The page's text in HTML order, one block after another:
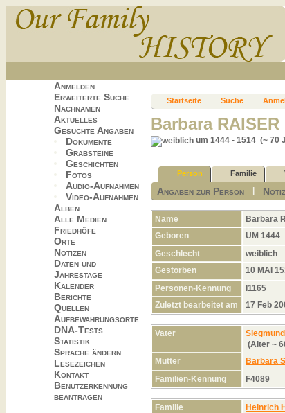
Anmelden
Erweiterte Suche
Nachnamen
Aktuelles
Gesuchte Angaben
Dokumente
Grabsteine
Geschichten
Fotos
Audio-Aufnahmen
Video-Aufnahmen
Alben
Alle Medien
Friedhöfe
Orte
Notizen
Daten und
Jahrestage
Kalender
Berichte
Quellen
Aufbewahrungsorte
DNA-Tests
Statistik
Sprache ändern
Lesezeichen
Kontakt
Benutzerkennung
beantragen
Startseite Suche
Barbara RAISER
um 1444 - 1514 (~ 70
Person Familie
Angaben zur Person
Name Barbara
Geboren
UM 1444
Geschlecht
weiblich
Gestorben
10 MAI
Personen-Kennung
I1165
Zuletzt bearbeitet am
17 Feb
Vater
(Alter ~
Mutter
Barbara
Familien-Kennung
F4089
Familie Heinrich